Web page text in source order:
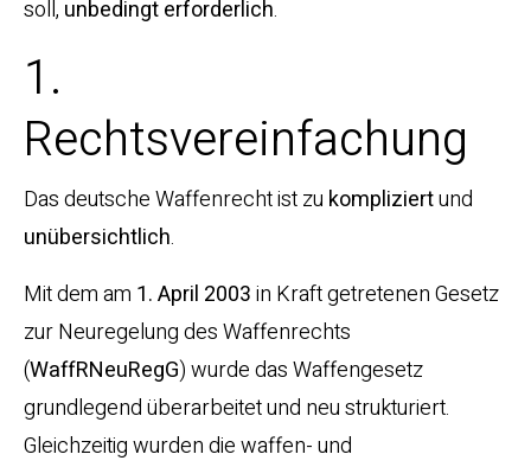
soll, unbedingt erforderlich.
1.
Rechtsvereinfachung
Das deutsche Waffenrecht ist zu kompliziertund
unübersichtlich.
Mit dem am 1. April 2003in Kraft getretenen Gesetz
zur Neuregelung des Waffenrechts
(WaffRNeuRegG) wurde das Waffengesetz
grundlegend überarbeitet und neu strukturiert.
Gleichzeitig wurden die waffen- und